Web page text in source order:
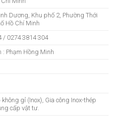
Dương, Khu phố 2, Phường Thới
Hồ Chí Minh
/ 0274 3814 304
: Phạm Hồng Minh
gỉ (Inox), Gia công Inox-thép
cấp vật tư.